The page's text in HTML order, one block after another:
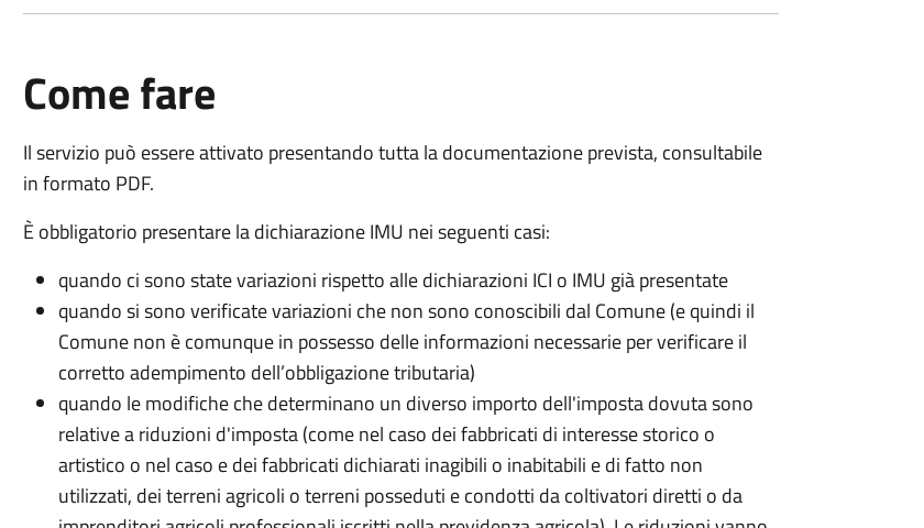
Come fare
Il servizio può essere attivato presentando tutta la documentazione prevista, consultabile
in formato PDF.
È obbligatorio presentare la dichiarazione IMU nei seguenti casi:
quando ci sono state variazioni rispetto alle dichiarazioni ICI o IMU già presentate
quando si sono verificate variazioni che non sono conoscibili dal Comune (e quindi il
Comune non è comunque in possesso delle informazioni necessarie per verificare il
corretto adempimento dell’obbligazione tributaria)
quando le modifiche che determinano un diverso importo dell'imposta dovuta sono
relative a riduzioni d'imposta (come nel caso dei fabbricati di interesse storico o
artistico o nel caso e dei fabbricati dichiarati inagibili o inabitabili e di fatto non
utilizzati, dei terreni agricoli o terreni posseduti e condotti da coltivatori diretti o da